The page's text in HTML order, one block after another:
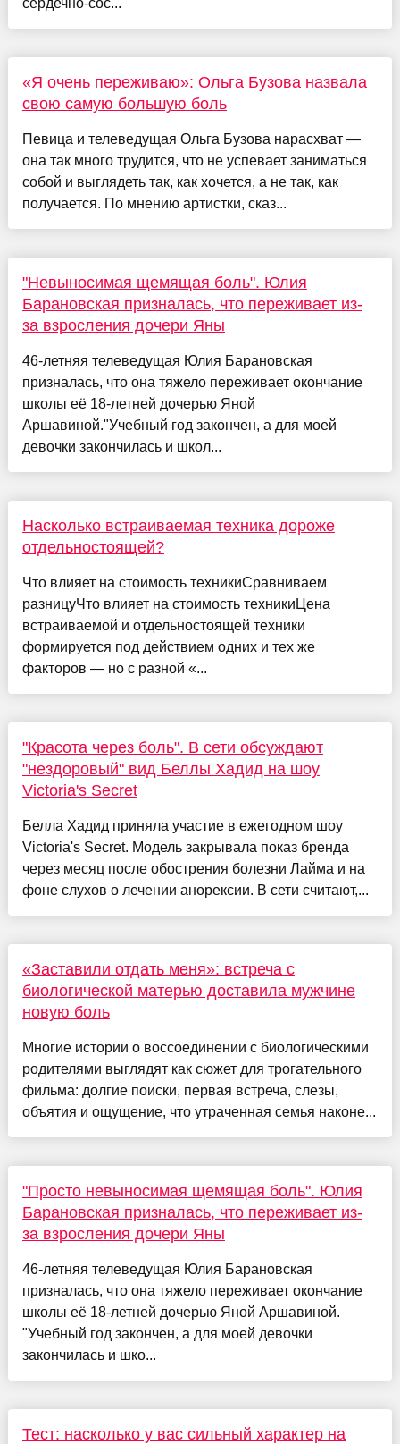
«Я очень переживаю»: Ольга Бузова назвала
свою самую большую боль
Певица и телеведущая Ольга Бузова нарасхват —
она так много трудится, что не успевает заниматься
собой и выглядеть так, как хочется, а не так, как
получается. По мнению артистки, сказ...
"Невыносимая щемящая боль". Юлия
Барановская призналась, что переживает из-
за взросления дочери Яны
46-летняя телеведущая Юлия Барановская
призналась, что она тяжело переживает окончание
школы её 18-летней дочерью Яной
Аршавиной."Учебный год закончен, а для моей
девочки закончилась и школ...
Насколько встраиваемая техника дороже
отдельностоящей?
Что влияет на стоимость техникиСравниваем
разницуЧто влияет на стоимость техникиЦена
встраиваемой и отдельностоящей техники
формируется под действием одних и тех же
факторов — но с разной «...
"Красота через боль". В сети обсуждают
"нездоровый" вид Беллы Хадид на шоу
Victoria's Secret
Белла Хадид приняла участие в ежегодном шоу
Victoria's Secret. Модель закрывала показ бренда
через месяц после обострения болезни Лайма и на
фоне слухов о лечении анорексии. В сети считают,...
«Заставили отдать меня»: встреча с
биологической матерью доставила мужчине
новую боль
Многие истории о воссоединении с биологическими
родителями выглядят как сюжет для трогательного
фильма: долгие поиски, первая встреча, слезы,
объятия и ощущение, что утраченная семья наконе...
"Просто невыносимая щемящая боль". Юлия
Барановская призналась, что переживает из-
за взросления дочери Яны
46-летняя телеведущая Юлия Барановская
призналась, что она тяжело переживает окончание
школы её 18-летней дочерью Яной Аршавиной.
"Учебный год закончен, а для моей девочки
закончилась и шко...
Тест: насколько у вас сильный характер на